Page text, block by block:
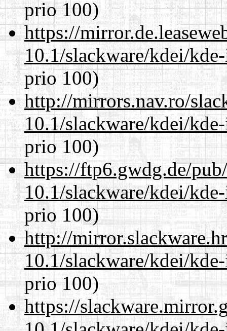
prio 100)
https://
10.1/slackware/kdei/
prio 100)
http://mirrors.nav.ro/
10.1/slackware/kdei/
prio 100)
https://ftp6.gwdg.de/
10.1/slackware/kdei/
prio 100)
http://
10.1/slackware/kdei/
prio 100)
https://